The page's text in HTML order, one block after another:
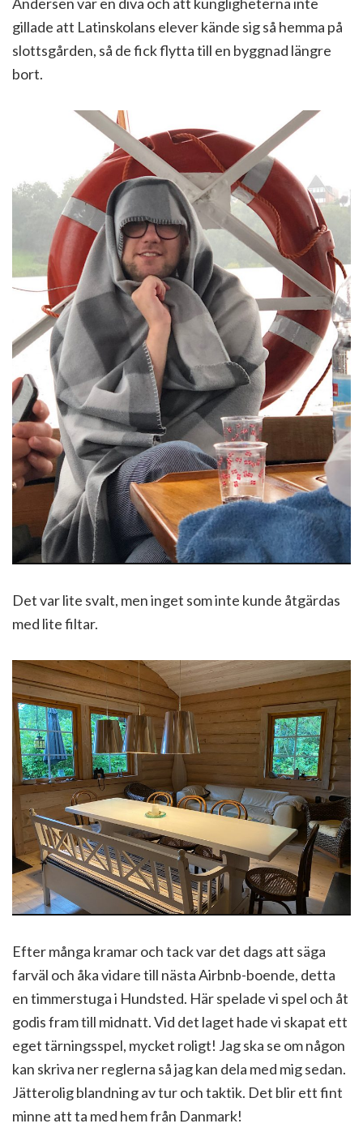
gillade att Latinskolans elever kände sig så hemma på
slottsgården, så de fick flytta till en byggnad längre
bort.
Det var lite svalt, men inget som inte kunde åtgärdas
med lite filtar.
Efter många kramar och tack var det dags att säga
farväl och åka vidare till nästa Airbnb-boende, detta
en timmerstuga i Hundsted. Här spelade vi spel och åt
godis fram till midnatt. Vid det laget hade vi skapat ett
eget tärningsspel, mycket roligt! Jag ska se om någon
kan skriva ner reglerna så jag kan dela med mig sedan.
Jätterolig blandning av tur och taktik. Det blir ett fint
minne att ta med hem från Danmark!